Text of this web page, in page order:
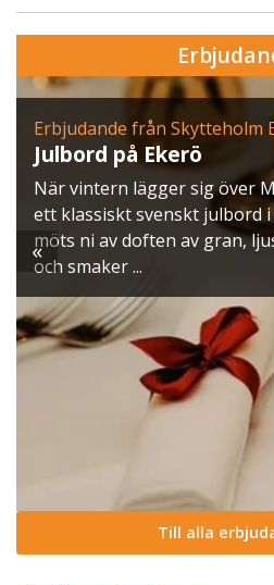
Erbjudande från Skytteholm
Julbord på Ekerö
När vintern lägger sig över
ett klassiskt svenskt julbord
möts ni av doften av gran,
och smaker ...
«
Till alla